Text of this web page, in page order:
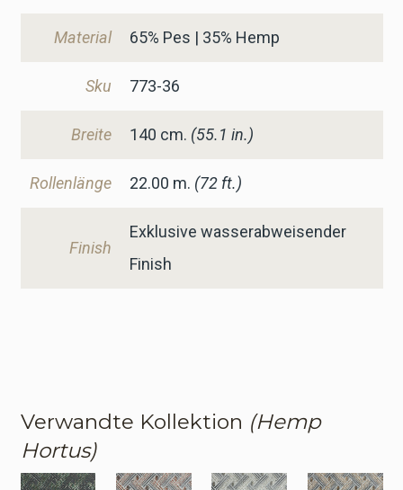
Material 65% Pes | 35% Hemp
Sku 773-36
Breite 140 cm. (55.1 in.)
Rollenlänge 22.00 m. (72 ft.)
Finish
Exklusive wasserabweisender
Finish
Verwandte Kollektion (Hemp
Hortus)